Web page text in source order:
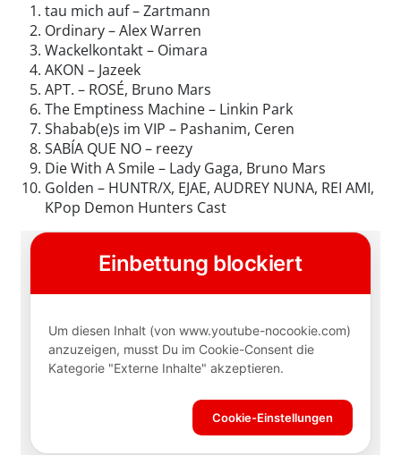
tau mich auf – Zartmann
Ordinary – Alex Warren
Wackelkontakt – Oimara
AKON – Jazeek
APT. – ROSÉ, Bruno Mars
The Emptiness Machine – Linkin Park
Shabab(e)s im VIP – Pashanim, Ceren
SABÍA QUE NO – reezy
Die With A Smile – Lady Gaga, Bruno Mars
Golden – HUNTR/X, EJAE, AUDREY NUNA, REI AMI,
KPop Demon Hunters Cast